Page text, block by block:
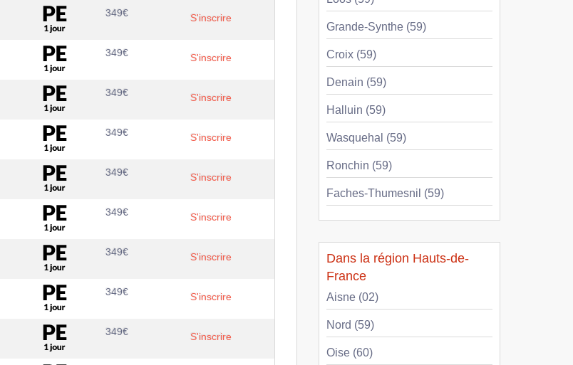
349€ S'inscrire
349€ S'inscrire
349€ S'inscrire
349€ S'inscrire
349€ S'inscrire
349€ S'inscrire
349€ S'inscrire
349€ S'inscrire
349€ S'inscrire
Grande-Synthe (59)
Croix (59)
Denain (59)
Halluin (59)
Wasquehal (59)
Ronchin (59)
Faches-Thumesnil (59)
Dans la région Hauts-de-
France
Aisne (02)
Nord (59)
Oise (60)